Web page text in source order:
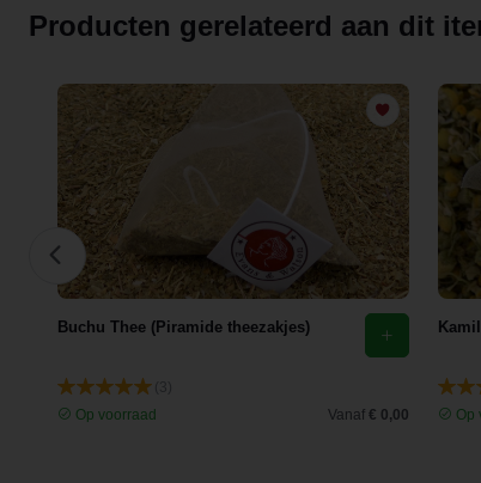
Producten gerelateerd aan dit
Buchu Thee (Piramide theezakjes)
Op voorraad
Vanaf € 0,00
Op